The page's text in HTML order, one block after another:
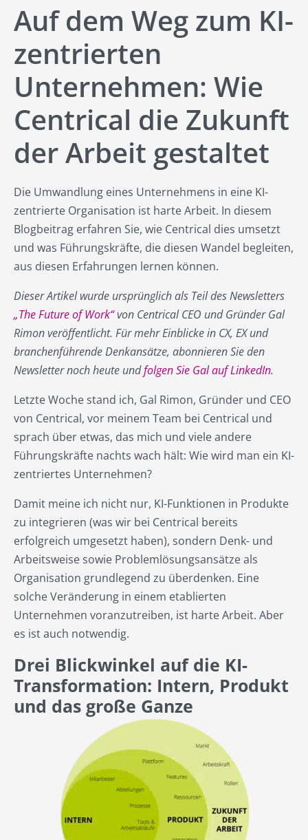
Auf dem Weg zum KI-
zentrierten
Unternehmen: Wie
Centrical die Zukunft
der Arbeit gestaltet
Die Umwandlung eines Unternehmens in eine KI-
zentrierte Organisation ist harte Arbeit. In diesem
Blogbeitrag erfahren Sie, wie Centrical dies umsetzt
und was Führungskräfte, die diesen Wandel begleiten,
aus diesen Erfahrungen lernen können.
Dieser Artikel wurde ursprünglich als Teil des Newsletters
„The Future of Work“von Centrical CEO und Gründer Gal
Rimon veröffentlicht. Für mehr Einblicke in CX, EX und
branchenführende Denkansätze, abonnieren Sie den
Newsletter noch heute undfolgen Sie Gal auf LinkedIn.
Letzte Woche stand ich, Gal Rimon, Gründer und CEO
von Centrical, vor meinem Team bei Centrical und
sprach über etwas, das mich und viele andere
Führungskräfte nachts wach hält: Wie wird man ein KI-
zentriertes Unternehmen?
Damit meine ich nicht nur, KI-Funktionen in Produkte
zu integrieren (was wir bei Centrical bereits
erfolgreich umgesetzt haben), sondern Denk- und
Arbeitsweise sowie Problemlösungsansätze als
Organisation grundlegend zu überdenken. Eine
solche Veränderung in einem etablierten
Unternehmen voranzutreiben, ist harte Arbeit. Aber
es ist auch notwendig.
Drei Blickwinkel auf die KI-
Transformation: Intern, Produkt
und das große Ganze